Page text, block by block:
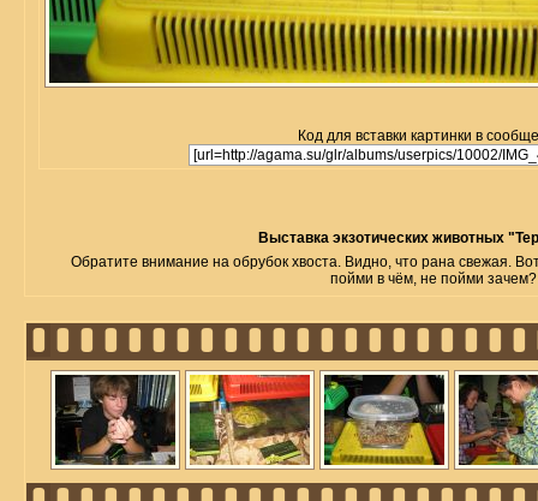
Код для вставки картинки в
Выставка экзотических животных
Обратите внимание на обрубок хвоста. Видно, что рана свежая.
пойми в чём, не пойми зачем?